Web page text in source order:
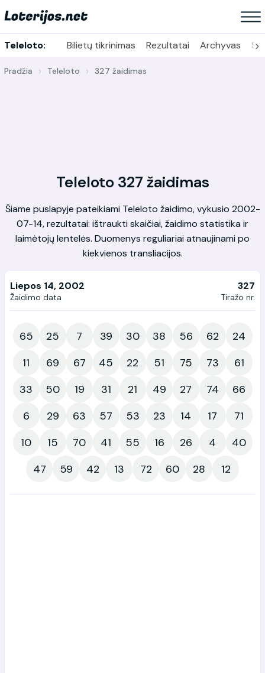
Teleloto: Bilietų tikrinimas Rezultatai Archyvas ›
Pradžia Teleloto 327 žaidimas
Teleloto 327 žaidimas
Šiame puslapyje pateikiami Teleloto žaidimo, vykusio 2002-
07-14, rezultatai: ištraukti skaičiai, žaidimo statistika ir
laimėtojų lentelės. Duomenys reguliariai atnaujinami po
kiekvienos transliacijos.
Liepos 14, 2002
Žaidimo data
327
Tiražo nr.
65 25 7 39 30 38 56 62
24
11
69 67 45 22 51 75 73
61
33
50 19 31 21 49 27 74
66
6
29 63 57 53 23 14 17
71
10
15 70 41 55 16 26 4
40
47
59 42 13 72 60 28 12